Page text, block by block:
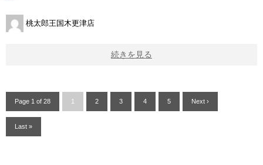
桃太郎王国木更津店
続きを見る
Page 1 of 28 1 2 3 4 5 Next ›
Last »